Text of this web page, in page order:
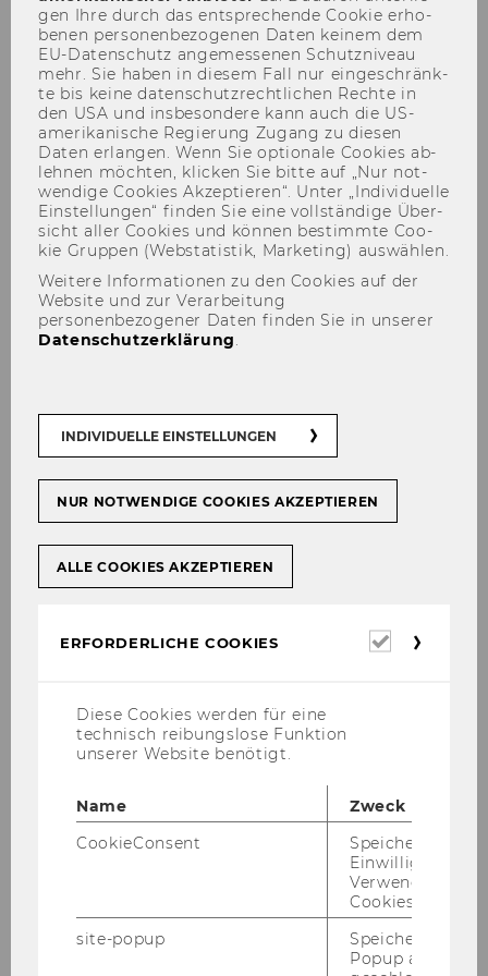
Inspire
er­folg­rei­chen Grün­
der*innen
span­nen­den Er­fah­run­gen
in­spi­rie­ren!
gen Ihre durch das ent­spre­chen­de Coo­kie er­ho­
be­nen per­so­nen­be­zo­ge­nen Daten kei­nem dem
EU-​Datenschutz an­ge­mes­se­nen Schutz­ni­veau
mehr. Sie haben in die­sem Fall nur ein­ge­schränk­
te bis keine da­ten­schutz­recht­li­chen Rech­te in
den USA und ins­be­son­de­re kann auch die US-​
amerikanische Re­gie­rung Zu­gang zu die­sen
Daten er­lan­gen. Wenn Sie op­tio­na­le Coo­kies ab­
leh­nen möch­ten, kli­cken Sie bitte auf „Nur not­
wen­di­ge Coo­kies Ak­zep­tie­ren“. Unter „In­di­vi­du­el­le
Ein­stel­lun­gen“ fin­den Sie eine voll­stän­di­ge Über­
sicht aller Coo­kies und kön­nen be­stimm­te Coo­
kie Grup­pen (Web­sta­tis­tik, Mar­ke­ting) aus­wäh­len.
Weitere Informationen zu den Cookies auf der
Website und zur Verarbeitung
personenbezogener Daten finden Sie in unserer
Datenschutzerklärung
INDIVIDUELLE EINSTELLUNGEN
NUR NOTWENDIGE COOKIES AKZEPTIEREN
ALLE COOKIES AKZEPTIEREN
ERFORDERLICHE COOKIES
Diese Cookies werden für eine
technisch reibungslose Funktion
unserer Website benötigt.
Name
Zweck
CookieConsent
Speichert Ihre
Einwilligung zur
Verwendung von
Cookies.
site-popup
Speichert ob ein
Popup